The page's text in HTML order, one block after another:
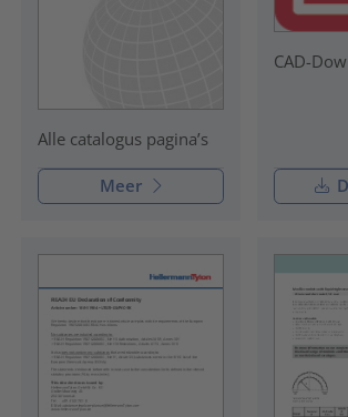
Alle catalogus pagina’s
Meer
CAD-